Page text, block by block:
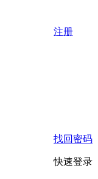
注册
找回密码
快速登录